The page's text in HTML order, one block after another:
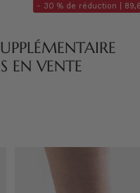
- 30 % de réduction |
EN VENTE